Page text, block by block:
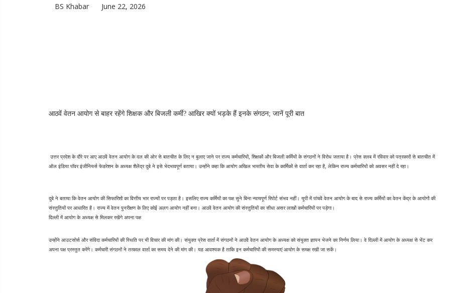
BS Khabar June 22, 2026
आठवें वेतन आयोग से बाहर रहेंगे शिक्षक और बिजली कर्मी? आखिर क्यों भड़के हैं इनके संगठन; जानें पूरी बात
उत्तर प्रदेश के दौरे पर आए आठवें वेतन आयोग के दल की ओर से बातचीत के लिए न बुलाए जाने पर राज्य कर्मचारियों, शिक्षकों और बिजली कर्मियों के संगठनों ने विरोध जताया है। प्रेस क्लब में रविवार को पत्रकारों से बातचीत में
ऑल इंडिया पॉवर इंजीनियर्स फेडरेशन के अध्यक्ष शैलेंद्र दुबे ने इसे भेदभावपूर्ण बताया। उन्होंने कहा कि आयोग अखिल भारतीय सेवा के कार्मिकों से वार्ता कर रहा है, लेकिन राज्य कर्मचारियों को अवसर नहीं दे रहा।
दुबे ने बताया कि वेतन आयोग की सिफारिशों का वित्तीय भार राज्यों पर पड़ता है। इसलिए राज्य कर्मियों का पक्ष सुने बिना न्यायपूर्ण रिपोर्ट संभव नहीं। यूपी में पांचवें वेतन आयोग के बाद से राज्य कर्मियों का वेतन केंद्र के आयोगों की
संस्तुतियों पर आधारित है। राज्य में वेतन पुनरीक्षण के लिए कोई अलग आयोग नहीं बना। आठवें वेतन आयोग की संस्तुतियों का सीधा असर लाखों कर्मचारियों पर पड़ेगा।
दिल्ली में आयोग के अध्यक्ष से मिलकर रखेंगे अपना पक्ष
उन्होंने आउटसोर्स और संविदा कर्मचारियों की स्थिति पर भी विचार की मांग की। संयुक्त प्रेस वार्ता में संगठनों ने आठवें वेतन आयोग के अध्यक्ष को संयुक्त ज्ञापन भेजने का निर्णय लिया। वे दिल्ली में आयोग के अध्यक्ष से भेंट कर
अपना पक्ष प्रस्तुत करेंगे। कर्मचारी संगठनों ने तत्काल वार्ता का समय देने की मांग की। यह आवश्यक है ताकि इन कर्मचारियों की समस्याएं आयोग के समक्ष रखी जा सकें।